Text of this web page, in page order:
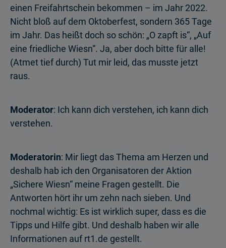
einen Freifahrtschein bekommen – im Jahr 2022.
Nicht bloß auf dem Oktoberfest, sondern 365 Tage
im Jahr. Das heißt doch so schön: „O zapft is“, „Auf
eine friedliche Wiesn“. Ja, aber doch bitte für alle!
(Atmet tief durch) Tut mir leid, das musste jetzt
raus.
Moderator: Ich kann dich verstehen, ich kann dich
verstehen.
Moderatorin: Mir liegt das Thema am Herzen und
deshalb hab ich den Organisatoren der Aktion
„Sichere Wiesn“ meine Fragen gestellt. Die
Antworten hört ihr um zehn nach sieben. Und
nochmal wichtig: Es ist wirklich super, dass es die
Tipps und Hilfe gibt. Und deshalb haben wir alle
Informationen auf rt1.de gestellt.